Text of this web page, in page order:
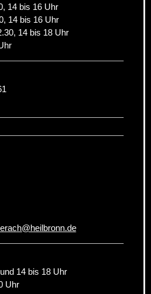
14 bis 16 Uhr
14 bis 16 Uhr
14 bis 18 Uhr
@heilbronn.de
14 bis 18 Uhr
Uhr